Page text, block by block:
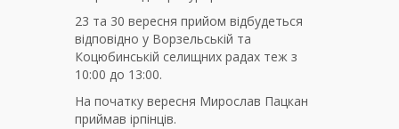
23 та 30 вересня прийом відбудеться
відповідно у Ворзельській та
Коцюбинській селищних радах теж з
10:00 до 13:00.
На початку вересня Мирослав Пацкан
приймав ірпінців.